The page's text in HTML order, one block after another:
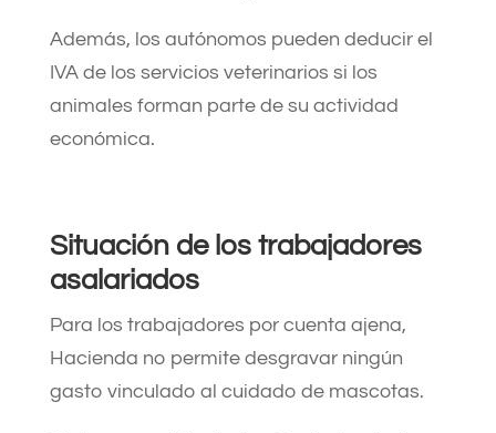
Además, los autónomos pueden deducir el
IVA de los servicios veterinarios si los
animales forman parte de su actividad
económica. ​
Situación de los trabajadores
asalariados
Para los trabajadores por cuenta ajena,
Hacienda no permite desgravar ningún
gasto vinculado al cuidado de mascotas.